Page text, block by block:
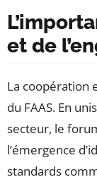
et de
La coopération
du FAAS. En
secteur, le
l’émergence
standards